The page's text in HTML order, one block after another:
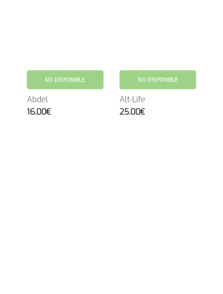
NO DISPONIBLE
Abdel
16.00€
NO DISPONIBLE
Alt-Life
25.00€